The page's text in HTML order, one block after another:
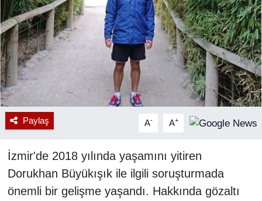
Paylaş A- A+
İzmir'de 2018 yılında yaşamını yitiren
Dorukhan Büyükışık ile ilgili soruşturmada
önemli bir gelişme yaşandı. Hakkında gözaltı